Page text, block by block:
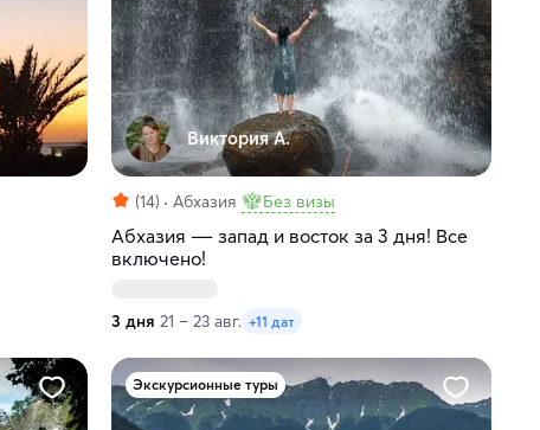
Виктория А.
(14) Абхазия Без визы
Абхазия ― запад и восток за 3 дня! Все
включено!
3 дня 21 – 23 авг. +11 дат
Экскурсионные туры